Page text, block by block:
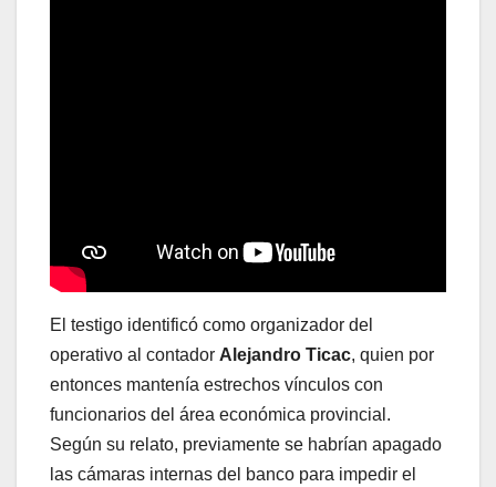
El testigo identificó como organizador del
operativo al contador Alejandro Ticac, quien por
entonces mantenía estrechos vínculos con
funcionarios del área económica provincial.
Según su relato, previamente se habrían apagado
las cámaras internas del banco para impedir el